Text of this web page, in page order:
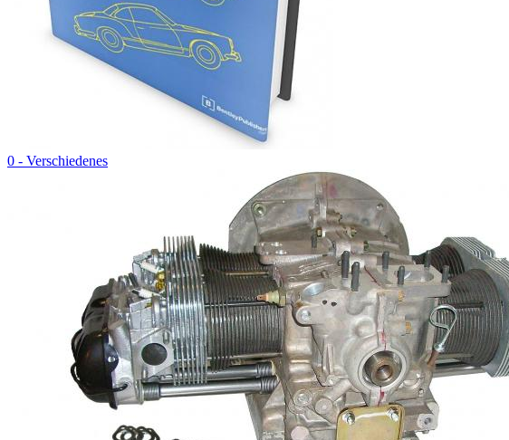
0 - Verschiedenes